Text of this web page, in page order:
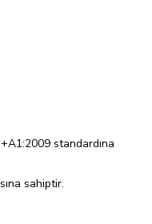
standardına
sahiptir.